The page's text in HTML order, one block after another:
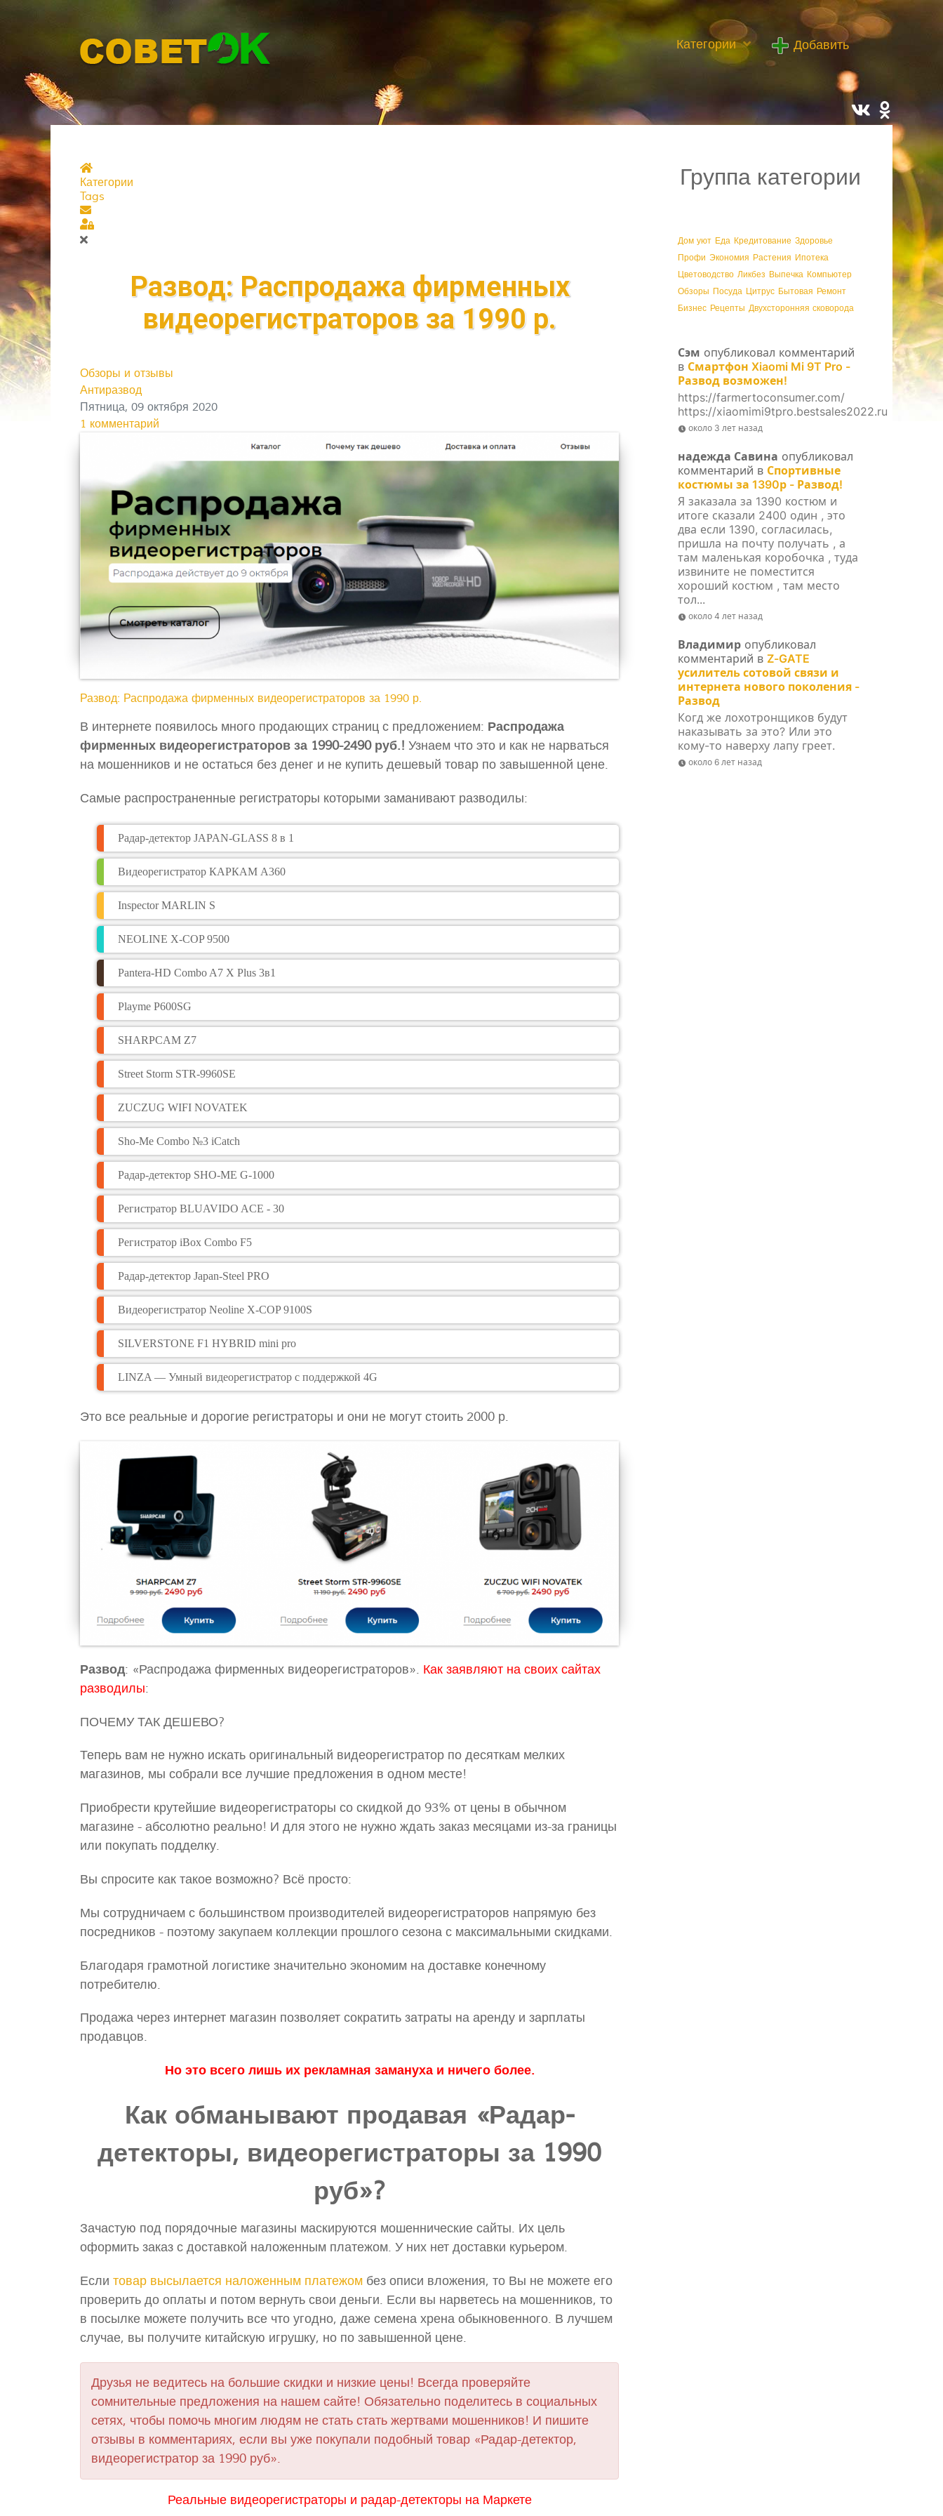
Категории Добавить
Главная страница
Категории
Tags
Подписаться на блог
Sign In
Развод: Распродажа фирменных
видеорегистраторов за 1990 р.
Обзоры и отзывы
Антиразвод
Пятница, 09 октября 2020
1 комментарий
Развод: Распродажа фирменных видеорегистраторов за 1990 р.
В интернете появилось много продающих страниц с предложением: Распродажа
фирменных видеорегистраторов за 1990-2490 руб.! Узнаем что это и как не нарваться
на мошенников и не остаться без денег и не купить дешевый товар по завышенной цене.
Самые распространенные регистраторы которыми заманивают разводилы:
Радар-детектор JAPAN-GLASS 8 в 1
Видеорегистратор КАРКАМ А360
Inspector MARLIN S
NEOLINE X-COP 9500
Pantera-HD Combo A7 X Plus 3в1
Playme P600SG
SHARPCAM Z7
Street Storm STR-9960SE
ZUCZUG WIFI NOVATEK
Sho-Me Combo №3 iCatch
Радар-детектор SHO-ME G-1000
Регистратор BLUAVIDO ACE - 30
Регистратор iBox Combo F5
Радар-детектор Japan-Steel PRO
Видеорегистратор Neoline X-COP 9100S
SILVERSTONE F1 HYBRID mini pro
LINZA — Умный видеорегистратор с поддержкой 4G
Это все реальные и дорогие регистраторы и они не могут стоить 2000 р.
Развод: «Распродажа фирменных видеорегистраторов». Как заявляют на своих сайтах
разводилы:
ПОЧЕМУ ТАК ДЕШЕВО?
Теперь вам не нужно искать оригинальный видеорегистратор по десяткам мелких
магазинов, мы собрали все лучшие предложения в одном месте!
Приобрести крутейшие видеорегистраторы со скидкой до 93% от цены в обычном
магазине - абсолютно реально! И для этого не нужно ждать заказ месяцами из-за границы
или покупать подделку.
Вы спросите как такое возможно? Всё просто:
Мы сотрудничаем с большинством производителей видеорегистраторов напрямую без
посредников - поэтому закупаем коллекции прошлого сезона с максимальными скидками.
Благодаря грамотной логистике значительно экономим на доставке конечному
потребителю.
Продажа через интернет магазин позволяет сократить затраты на аренду и зарплаты
продавцов.
Но это всего лишь их рекламная замануха и ничего более.
Как обманывают продавая «Радар-
детекторы, видеорегистраторы за 1990
руб»?
Зачастую под порядочные магазины маскируются мошеннические сайты. Их цель
оформить заказ с доставкой наложенным платежом. У них нет доставки курьером.
Если товар высылается наложенным платежом без описи вложения, то Вы не можете его
проверить до оплаты и потом вернуть свои деньги. Если вы нарветесь на мошенников, то
в посылке можете получить все что угодно, даже семена хрена обыкновенного. В лучшем
случае, вы получите китайскую игрушку, но по завышенной цене.
Друзья не ведитесь на большие скидки и низкие цены! Всегда проверяйте
сомнительные предложения на нашем сайте! Обязательно поделитесь в социальных
сетях, чтобы помочь многим людям не стать стать жертвами мошенников! И пишите
отзывы в комментариях, если вы уже покупали подобный товар «Радар-детектор,
видеорегистратор за 1990 руб».
Реальные видеорегистраторы и радар-детекторы на Маркете
Группа категории
Дом уют Еда Кредитование Здоровье
Профи Экономия Растения Ипотека
Цветоводство Ликбез Выпечка Компьютер
Обзоры Посуда Цитрус Бытовая Ремонт
Бизнес Рецепты Двухсторонняя сковорода
Сэм опубликовал комментарий
в Смартфон Xiaomi Mi 9T Pro -
Развод возможен!
https://farmertoconsumer.com/
https://xiaomimi9tpro.bestsales2022.ru
около 3 лет назад
надежда Савина опубликовал
комментарий в Спортивные
костюмы за 1390р - Развод!
Я заказала за 1390 костюм и
итоге сказали 2400 один , это
два если 1390, согласилась,
пришла на почту получать , а
там маленькая коробочка , туда
извините не поместится
хороший костюм , там место
тол...
около 4 лет назад
Владимир опубликовал
комментарий в Z-GATE
усилитель сотовой связи и
интернета нового поколения -
Развод
Когд же лохотронщиков будут
наказывать за это? Или это
кому-то наверху лапу греет.
около 6 лет назад